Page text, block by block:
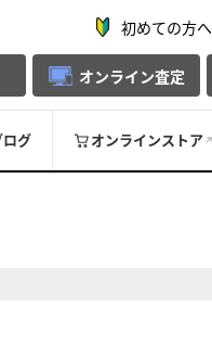
初めての方へ
オンライン査定
ログ オンラインストア